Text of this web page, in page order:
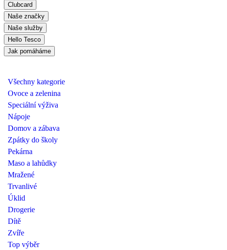
Clubcard
Naše značky
Naše služby
Hello Tesco
Jak pomáháme
Všechny kategorie
Ovoce a zelenina
Speciální výživa
Nápoje
Domov a zábava
Zpátky do školy
Pekárna
Maso a lahůdky
Mražené
Trvanlivé
Úklid
Drogerie
Dítě
Zvíře
Top výběr